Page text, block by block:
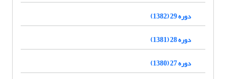
دوره 29 (1382)
دوره 28 (1381)
دوره 27 (1380)